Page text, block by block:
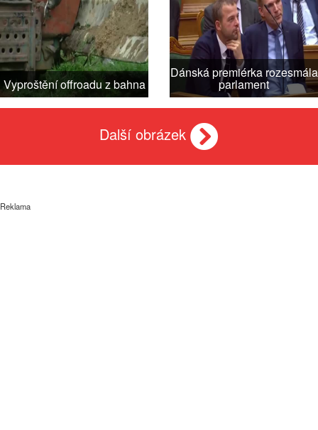
Vyproštění offroadu z bahna
Dánská premiérka rozesmála
parlament
Další obrázek
Reklama